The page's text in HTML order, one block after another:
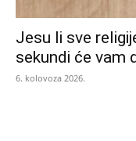
Jesu li sve
sekundi će vam
6. kolovoza 2026.